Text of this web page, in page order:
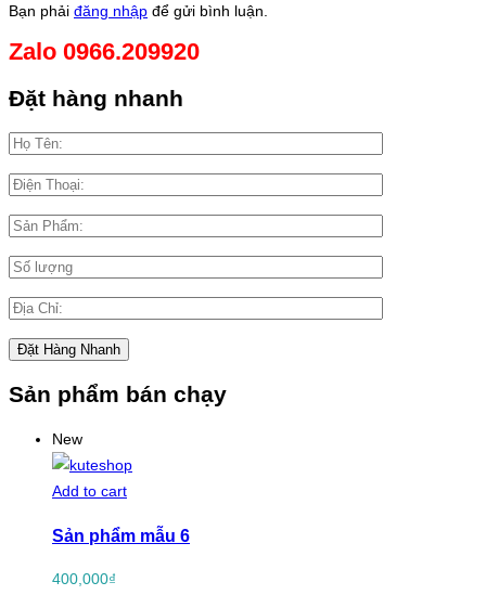
Bạn phải đăng nhập để gửi bình luận.
Zalo 0966.209920
Đặt hàng nhanh
Sản phẩm bán chạy
New
Add to cart
Sản phẩm mẫu 6
400,000₫